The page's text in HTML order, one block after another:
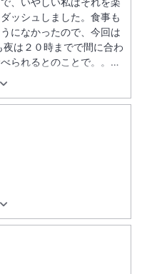
ッシュしました。食事も
になかったので、今回は
は２０時までで間に合わ
られるとのことで。。。
んとにほんとに美味しく
内はどこもかしこもかわ
グレードアップしてくだ
寧に接してくださって、
コミ見て、えーーーー？
ですけど（笑っ）ほんと
た。